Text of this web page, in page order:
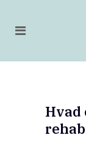
Hvad